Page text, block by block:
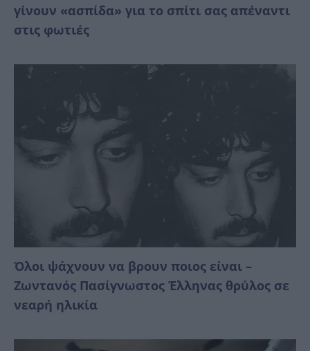
γίνουν «ασπίδα» για το σπίτι σας απέναντι
στις φωτιές
Όλοι ψάχνουν να βρουν ποιος είναι –
Ζωντανός Πασίγνωστος Έλληνας θρύλος σε
νεαρή ηλικία